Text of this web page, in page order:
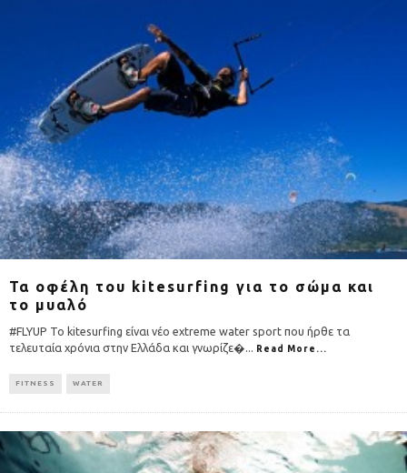
Τα οφέλη του kitesurfing για το σώμα και
το μυαλό
#FLYUP Το kitesurfing είναι νέο extreme water sport που ήρθε τα
τελευταία χρόνια στην Ελλάδα και γνωρίζε�... Read More...
FITNESS WATER